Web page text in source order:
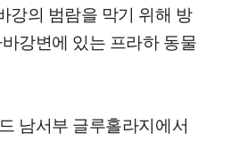
강의 범람을 막기 위해 방
강변에 있는 프라하 동물
남서부 글루홀라지에서